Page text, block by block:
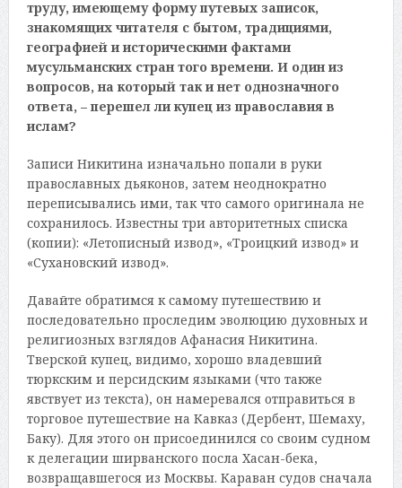
труду, имеющему форму путевых записок,
знакомящих читателя с бытом, традициями,
географией и историческими фактами
мусульманских стран того времени. И один из
вопросов, на который так и нет однозначного
ответа, – перешел ли купец из православия в
ислам?
Записи Никитина изначально попали в руки
православных дьяконов, затем неоднократно
переписывались ими, так что самого оригинала не
сохранилось. Известны три авторитетных списка
(копии): «Летописный извод», «Троицкий извод» и
«Сухановский извод».
Давайте обратимся к самому путешествию и
последовательно проследим эволюцию духовных и
религиозных взглядов Афанасия Никитина.
Тверской купец, видимо, хорошо владевший
тюркским и персидским языками (что также
явствует из текста), он намеревался отправиться в
торговое путешествие на Кавказ (Дербент, Шемаху,
Баку). Для этого он присоединился со своим судном
к делегации ширванского посла Хасан-бека,
возвращавшегося из Москвы. Караван судов сначала